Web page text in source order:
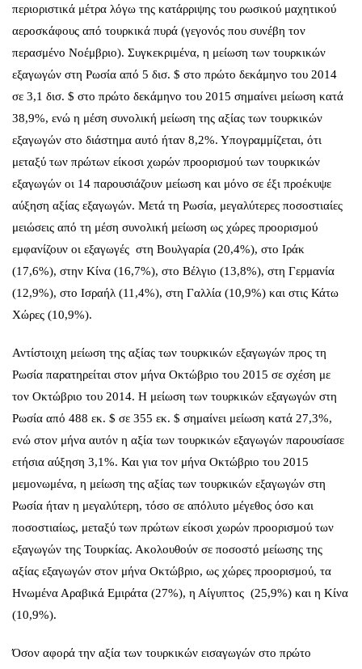
περιοριστικά μέτρα λόγω της κατάρριψης του ρωσικού μαχητικού
αεροσκάφους από τουρκικά πυρά (γεγονός που συνέβη τον
περασμένο Νοέμβριο). Συγκεκριμένα, η μείωση των τουρκικών
εξαγωγών στη Ρωσία από 5 δισ. $ στο πρώτο δεκάμηνο του 2014
σε 3,1 δισ. $ στο πρώτο δεκάμηνο του 2015 σημαίνει μείωση κατά
38,9%, ενώ η μέση συνολική μείωση της αξίας των τουρκικών
εξαγωγών στο διάστημα αυτό ήταν 8,2%. Υπογραμμίζεται, ότι
μεταξύ των πρώτων είκοσι χωρών προορισμού των τουρκικών
εξαγωγών οι 14 παρουσιάζουν μείωση και μόνο σε έξι προέκυψε
αύξηση αξίας εξαγωγών. Μετά τη Ρωσία, μεγαλύτερες ποσοστιαίες
μειώσεις από τη μέση συνολική μείωση ως χώρες προορισμού
εμφανίζουν οι εξαγωγές στη Βουλγαρία (20,4%), στο Ιράκ
(17,6%), στην Κίνα (16,7%), στο Βέλγιο (13,8%), στη Γερμανία
(12,9%), στο Ισραήλ (11,4%), στη Γαλλία (10,9%) και στις Κάτω
Χώρες (10,9%).
Αντίστοιχη μείωση της αξίας των τουρκικών εξαγωγών προς τη
Ρωσία παρατηρείται στον μήνα Οκτώβριο του 2015 σε σχέση με
τον Οκτώβριο του 2014. Η μείωση των τουρκικών εξαγωγών στη
Ρωσία από 488 εκ. $ σε 355 εκ. $ σημαίνει μείωση κατά 27,3%,
ενώ στον μήνα αυτόν η αξία των τουρκικών εξαγωγών παρουσίασε
ετήσια αύξηση 3,1%. Και για τον μήνα Οκτώβριο του 2015
μεμονωμένα, η μείωση της αξίας των τουρκικών εξαγωγών στη
Ρωσία ήταν η μεγαλύτερη, τόσο σε απόλυτο μέγεθος όσο και
ποσοστιαίως, μεταξύ των πρώτων είκοσι χωρών προορισμού των
εξαγωγών της Τουρκίας. Ακολουθούν σε ποσοστό μείωσης της
αξίας εξαγωγών στον μήνα Οκτώβριο, ως χώρες προορισμού, τα
Ηνωμένα Αραβικά Εμιράτα (27%), η Αίγυπτος (25,9%) και η Κίνα
(10,9%).
Όσον αφορά την αξία των τουρκικών εισαγωγών στο πρώτο